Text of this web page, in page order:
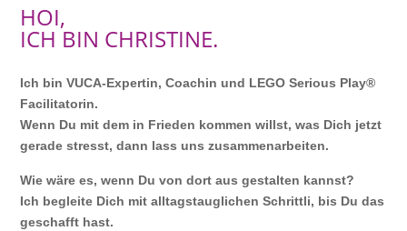
HOI,
ICH BIN CHRISTINE.
Ich bin VUCA-Expertin, Coachin und LEGO Serious Play®
Facilitatorin.
Wenn Du mit dem in Frieden kommen willst, was Dich jetzt
gerade stresst, dann lass uns zusammenarbeiten.
Wie wäre es, wenn Du von dort aus gestalten kannst?
Ich begleite Dich mit alltagstauglichen Schrittli, bis Du das
geschafft hast.